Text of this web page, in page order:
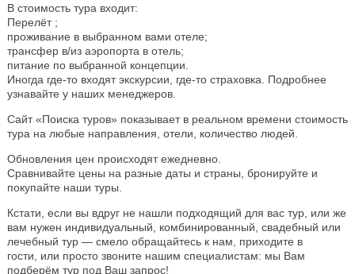
В стоимость тура входит:
Перелёт ;
проживание в выбранном вами отеле;
трансфер в/из аэропорта в отель;
питание по выбранной концепции.
Иногда где-то входят экскурсии, где-то страховка. Подробнее
узнавайте у наших менеджеров.
Сайт «Поиска туров» показывает в реальном времени стоимость
тура на любые направления, отели, количество людей.
Обновления цен происходят ежедневно.
Сравнивайте цены на разные даты и страны, бронируйте и
покупайте наши туры.
Кстати, если вы вдруг не нашли подходящий для вас тур, или же
вам нужен индивидуальный, комбинированный, свадебный или
лечебный тур — смело обращайтесь к нам, приходите в
гости, или просто звоните нашим специалистам: мы Вам
подберём тур под Ваш запрос!